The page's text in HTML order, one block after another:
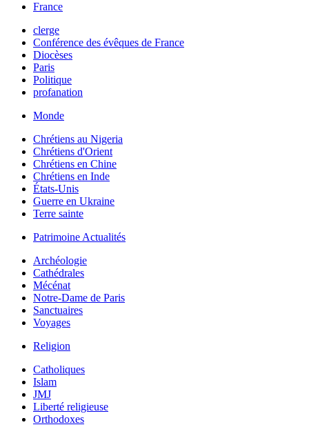
France
clerge
Conférence des évêques de France
Diocèses
Paris
Politique
profanation
Monde
Chrétiens au Nigeria
Chrétiens d'Orient
Chrétiens en Chine
Chrétiens en Inde
États-Unis
Guerre en Ukraine
Terre sainte
Patrimoine Actualités
Archéologie
Cathédrales
Mécénat
Notre-Dame de Paris
Sanctuaires
Voyages
Religion
Catholiques
Islam
JMJ
Liberté religieuse
Orthodoxes